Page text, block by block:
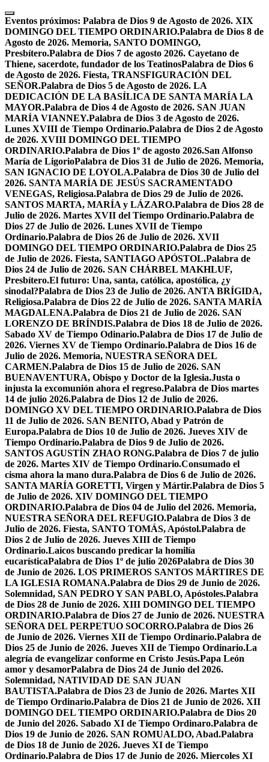
Skip
to
content
Eventos próximos: Palabra de Dios 9 de Agosto de 2026. XIX
DOMINGO DEL TIEMPO ORDINARIO.Palabra de Dios 8 de
Agosto de 2026. Memoria, SANTO DOMINGO,
Presbítero.Palabra de Dios 7 de agosto 2026. Cayetano de
Thiene, sacerdote, fundador de los TeatinosPalabra de Dios 6
de Agosto de 2026. Fiesta, TRANSFIGURACIÓN DEL
SEÑOR.Palabra de Dios 5 de Agosto de 2026. LA
DEDICACIÓN DE LA BASÍLICA DE SANTA MARÍA LA
MAYOR.Palabra de Dios 4 de Agosto de 2026. SAN JUAN
MARÍA VIANNEY.Palabra de Dios 3 de Agosto de 2026.
Lunes XVIII de Tiempo Ordinario.Palabra de Dios 2 de Agosto
de 2026. XVIII DOMINGO DEL TIEMPO
ORDINARIO.Palabra de Dios 1º de agosto 2026.San Alfonso
María de LigorioPalabra de Dios 31 de Julio de 2026. Memoria,
SAN IGNACIO DE LOYOLA.Palabra de Dios 30 de Julio del
2026. SANTA MARÍA DE JESÚS SACRAMENTADO
VENEGAS, Religiosa.Palabra de Dios 29 de Julio de 2026.
SANTOS MARTA, MARÍA y LÁZARO.Palabra de Dios 28 de
Julio de 2026. Martes XVII del Tiempo Ordinario.Palabra de
Dios 27 de Julio de 2026. Lunes XVII de Tiempo
Ordinario.Palabra de Dios 26 de Julio de 2026. XVII
DOMINGO DEL TIEMPO ORDINARIO.Palabra de Dios 25
de Julio de 2026. Fiesta, SANTIAGO APÓSTOL.Palabra de
Dios 24 de Julio de 2026. SAN CHÁRBEL MAKHLUF,
Presbítero.El futuro: Una, santa, católica, apostólica, ¿y
sinodal?Palabra de Dios 23 de Julio de 2026. ANTA BRÍGIDA,
Religiosa.Palabra de Dios 22 de Julio de 2026. SANTA MARÍA
MAGDALENA.Palabra de Dios 21 de Julio de 2026. SAN
LORENZO DE BRÍNDIS.Palabra de Dios 18 de Julio de 2026.
Sabado XV de Tiempo Odinario.Palabra de Dios 17 de Julio de
2026. Viernes XV de Tiempo Ordinario.Palabra de Dios 16 de
Julio de 2026. Memoria, NUESTRA SEÑORA DEL
CARMEN.Palabra de Dios 15 de Julio de 2026. SAN
BUENAVENTURA, Obispo y Doctor de la Iglesia.Justa o
injusta la excomunión ahora el regreso.Palabra de Dios martes
14 de julio 2026.Palabra de Dios 12 de Julio de 2026.
DOMINGO XV DEL TIEMPO ORDINARIO.Palabra de Dios
11 de Julio de 2026. SAN BENITO, Abad y Patrón de
Europa.Palabra de Dios 10 de Julio de 2026. Jueves XIV de
Tiempo Ordinario.Palabra de Dios 9 de Julio de 2026.
SANTOS AGUSTÍN ZHAO RONG.Palabra de Dios 7 de julio
de 2026. Martes XIV de Tiempo Ordinario.Consumado el
cisma ahora la mano dura.Palabra de Dios 6 de Julio de 2026.
SANTA MARÍA GORETTI, Virgen y Mártir.Palabra de Dios 5
de Julio de 2026. XIV DOMINGO DEL TIEMPO
ORDINARIO.Palabra de Dios 04 de Julio del 2026. Memoria,
NUESTRA SEÑORA DEL REFUGIO.Palabra de Dios 3 de
Julio de 2026. Fiesta, SANTO TOMÁS, Apóstol.Palabra de
Dios 2 de Julio de 2026. Jueves XIII de Tiempo
Ordinario.Laicos buscando predicar la homilía
eucarísticaPalabra de Dios 1º de julio 2026Palabra de Dios 30
de Junio de 2026. LOS PRIMEROS SANTOS MÁRTIRES DE
LA IGLESIA ROMANA.Palabra de Dios 29 de Junio de 2026.
Solemnidad, SAN PEDRO Y SAN PABLO, Apóstoles.Palabra
de Dios 28 de Junio de 2026. XIII DOMINGO DEL TIEMPO
ORDINARIO.Palabra de Dios 27 de Junio de 2026. NUESTRA
SEÑORA DEL PERPETUO SOCORRO.Palabra de Dios 26
de Junio de 2026. Viernes XII de Tiempo Ordinario.Palabra de
Dios 25 de Junio de 2026. Jueves XII de Tiempo Ordinario.La
alegría de evangelizar conforme en Cristo Jesús.Papa León
amor y desamorPalabra de Dios 24 de Junio del 2026.
Solemnidad, NATIVIDAD DE SAN JUAN
BAUTISTA.Palabra de Dios 23 de Junio de 2026. Martes XII
de Tiempo Ordinario.Palabra de Dios 21 de Junio de 2026. XII
DOMINGO DEL TIEMPO ORDINARIO.Palabra de Dios 20
de Junio del 2026. Sabado XI de Tiempo Ordinaro.Palabra de
Dios 19 de Junio de 2026. SAN ROMUALDO, Abad.Palabra
de Dios 18 de Junio de 2026. Jueves XI de Tiempo
Ordinario.Palabra de Dios 17 de Junio de 2026. Miercoles XI